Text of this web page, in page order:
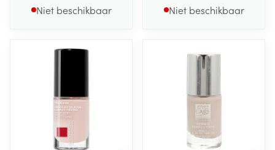
Niet beschikbaar Niet beschikbaar